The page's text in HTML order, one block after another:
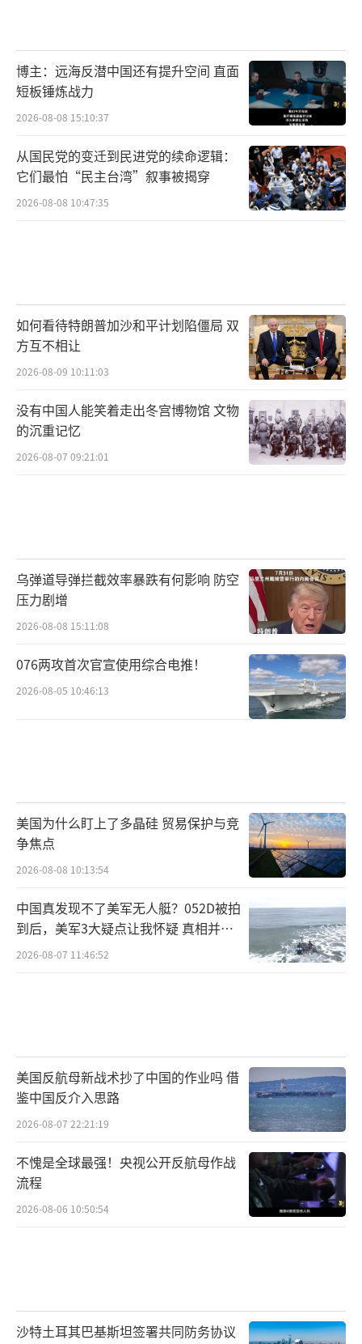
博主：远海反潜中国还有提升空间 直面
短板锤炼战力
2026-08-08 15:10:37
从国民党的变迁到民进党的续命逻辑：
它们最怕“民主台湾”叙事被揭穿
2026-08-08 10:47:35
如何看待特朗普加沙和平计划陷僵局 双
方互不相让
2026-08-09 10:11:03
没有中国人能笑着走出冬宫博物馆 文物
的沉重记忆
2026-08-07 09:21:01
乌弹道导弹拦截效率暴跌有何影响 防空
压力剧增
2026-08-08 15:11:08
076两攻首次官宣使用综合电推！
2026-08-05 10:46:13
美国为什么盯上了多晶硅 贸易保护与竞
争焦点
2026-08-08 10:13:54
中国真发现不了美军无人艇？052D被拍
到后，美军3大疑点让我怀疑 真相并非
如此
2026-08-07 11:46:52
美国反航母新战术抄了中国的作业吗 借
鉴中国反介入思路
2026-08-07 22:21:19
不愧是全球最强！央视公开反航母作战
流程
2026-08-06 10:50:54
沙特土耳其巴基斯坦签署共同防务协议